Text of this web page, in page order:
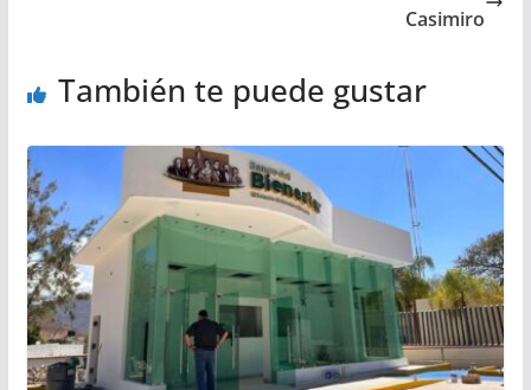
Casimiro
También te puede gustar